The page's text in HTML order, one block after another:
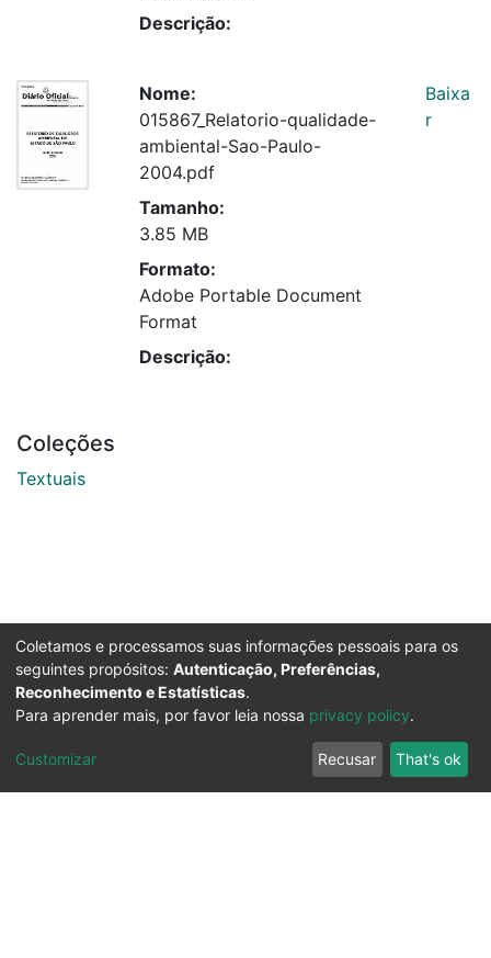
Descrição:
Nome:
015867_Relatorio-qualidade-
ambiental-Sao-Paulo-
2004.pdf
Tamanho:
3.85 MB
Formato:
Adobe Portable Document
Format
Descrição:
Baixa
r
Coleções
Textuais
Coletamos e processamos suas informações pessoais para os
seguintes propósitos: Autenticação, Preferências,
Reconhecimento e Estatísticas.
Para aprender mais, por favor leia nossa privacy policy.
Customizar Recusar That's ok